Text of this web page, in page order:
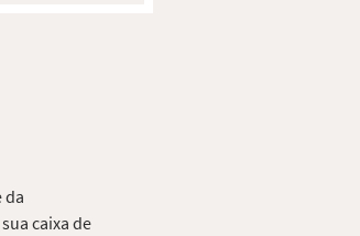
da
caixa de